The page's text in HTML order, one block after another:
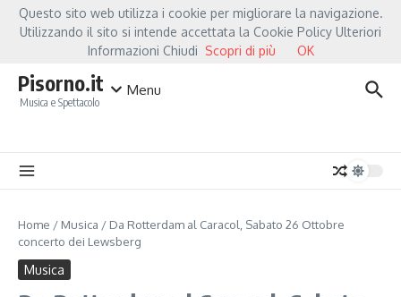
Salta al contenuto
Hot NewsFiorella Mannoia, a Capannori nasce “Anime Salve”: la data zero è
Pisorno.it
Musica e Spettacolo
Menu
Home / Musica / Da Rotterdam al Caracol, Sabato 26 Ottobre
concerto dei Lewsberg
Musica
Questo sito web utilizza i cookie per migliorare la navigazione.
Utilizzando il sito si intende accettata la Cookie Policy Ulteriori
Informazioni Chiudi Scopri di più OK